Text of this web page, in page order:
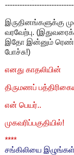
இருதினங்களுக்கு
வரவேற்பு.
இதோ இன்னும்
போச்சு!)
எனது காதலியின்
திருமணப்
என் பெயர்..
முகவரிப்பகுதியில்!
****
சங்கிலியை இழுங்கள்